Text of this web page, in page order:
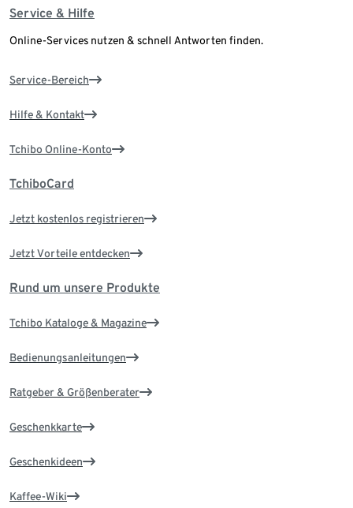
Service & Hilfe
Online-Services nutzen & schnell Antworten finden.
Service-Bereich
Hilfe & Kontakt
Tchibo Online-Konto
TchiboCard
Jetzt kostenlos registrieren
Jetzt Vorteile entdecken
Rund um unsere Produkte
Tchibo Kataloge & Magazine
Bedienungsanleitungen
Ratgeber & Größenberater
Geschenkkarte
Geschenkideen
Kaffee-Wiki